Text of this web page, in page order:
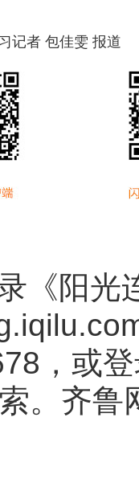
记者 包佳雯 报道
《阳光
，或
。齐鲁